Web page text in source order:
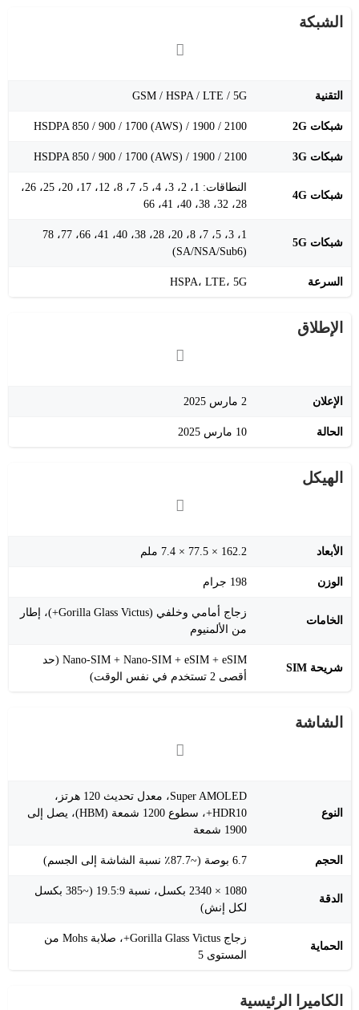
الشبكة
التقنية GSM / HSPA / LTE / 5G
شبكات 2G HSDPA 850 / 900 / 1700 (AWS) / 1900 / 2100
شبكات 3G HSDPA 850 / 900 / 1700 (AWS) / 1900 / 2100
شبكات 4G
النطاقات: 1، 2، 3، 4، 5، 7، 8، 12، 17، 20، 25، 26،
28، 32، 38، 40، 41، 66
شبكات 5G
1، 3، 5، 7، 8، 20، 28، 38، 40، 41، 66، 77، 78
(SA/NSA/Sub6)
السرعة HSPA، LTE، 5G
الإطلاق
الإعلان 2 مارس 2025
الحالة 10 مارس 2025
الهيكل
الأبعاد 162.2 × 77.5 × 7.4 ملم
الوزن 198 جرام
الخامات
زجاج أمامي وخلفي (Gorilla Glass Victus+)، إطار
من الألمنيوم
شريحة SIM
Nano-SIM + Nano-SIM + eSIM + eSIM (حد
أقصى 2 تستخدم في نفس الوقت)
الشاشة
النوع
Super AMOLED، معدل تحديث 120 هرتز،
HDR10+، سطوع 1200 شمعة (HBM)، يصل إلى
1900 شمعة
الحجم 6.7 بوصة (~87.7٪ نسبة الشاشة إلى الجسم)
الدقة
1080 × 2340 بكسل، نسبة 19.5:9 (~385 بكسل
لكل إنش)
الحماية
زجاج Gorilla Glass Victus+، صلابة Mohs من
المستوى 5
الكاميرا الرئيسية